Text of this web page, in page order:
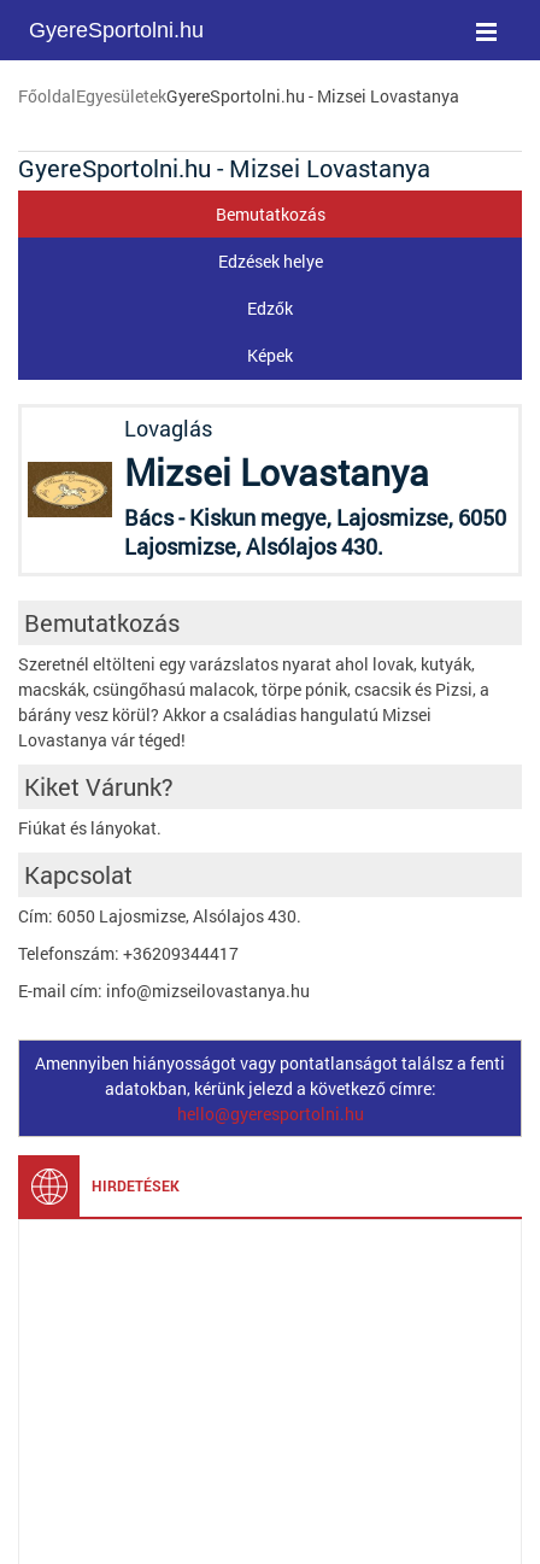
GyereSportolni.hu
FőoldalEgyesületekGyereSportolni.hu - Mizsei Lovastanya
GyereSportolni.hu - Mizsei Lovastanya
Bemutatkozás
Edzések helye
Edzők
Képek
Lovaglás
Mizsei Lovastanya
Bács - Kiskun megye, Lajosmizse, 6050
Lajosmizse, Alsólajos 430.
Bemutatkozás
Szeretnél eltölteni egy varázslatos nyarat ahol lovak, kutyák,
macskák, csüngőhasú malacok, törpe pónik, csacsik és Pizsi, a
bárány vesz körül? Akkor a családias hangulatú Mizsei
Lovastanya vár téged!
Kiket Várunk?
Fiúkat és lányokat.
Kapcsolat
Cím: 6050 Lajosmizse, Alsólajos 430.
Telefonszám: +36209344417
E-mail cím: info@mizseilovastanya.hu
Amennyiben hiányosságot vagy pontatlanságot találsz a fenti
adatokban, kérünk jelezd a következő címre:
hello@gyeresportolni.hu
HIRDETÉSEK